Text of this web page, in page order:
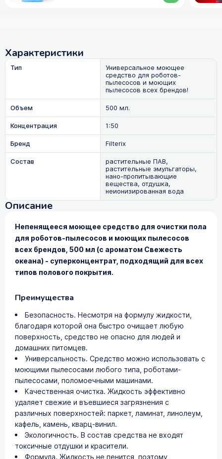
Характеристики
Тип Универсальное моющее
средство для роботов-
пылесосов и моющих
пылесосов всех брендов!
Объем
500 мл.
Концентрация
1:50
Бренд
Filterix
Состав
растительные ПАВ,
растительные эмульгаторы,
нано-пропитывающие
вещества, отдушка,
неионизированная вода
Описание
Непенящееся моющее средство для очистки пола
для роботов-пылесосов и моющих пылесосов
всех брендов, 500 мл (с ароматом Свежесть
океана) - суперконцентрат, подходящий для всех
типов полового покрытия.
Преимущества
Безопасность. Несмотря на формулу жидкости,
благодаря которой она быстро очищает любую
поверхность, средство не опасно для людей и
домашних питомцев.
Универсальность. Средство можно использовать с
моющими пылесосами любого типа, роботами-
пылесосами, поломоечными машинами.
Качественная очистка. Жидкость эффективно
удаляет свежие и въевшиеся загрязнения с
различных поверхностей: паркет, ламинат, линолеум,
кафель, камень, кварц-винил.
Экологичность. В состав средства не входят
токсичные отдушки и красители.
Формула. Жидкость не пенится, поэтому